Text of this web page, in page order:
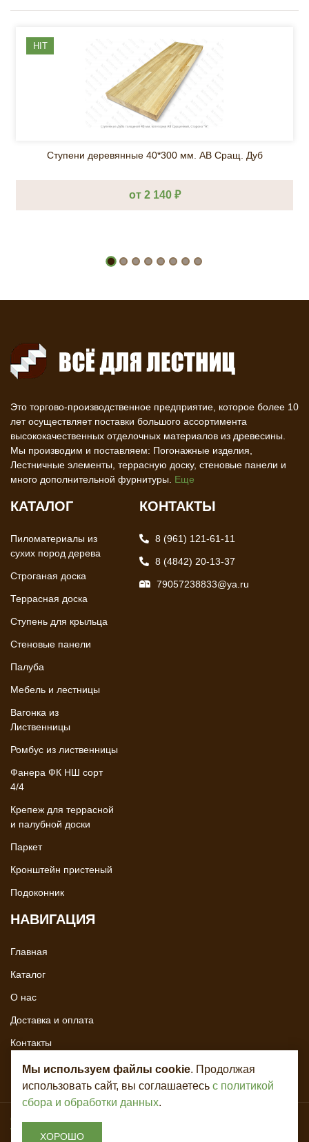
HIT
Ступени деревянные 40*300 мм. AB Сращ. Дуб
от 2 140 ₽
Это торгово-производственное предприятие, которое более 10
лет осуществляет поставки большого ассортимента
высококачественных отделочных материалов из древесины.
Мы производим и поставляем: Погонажные изделия,
Лестничные элементы, террасную доску, стеновые панели и
много дополнительной фурнитуры. Еще
КАТАЛОГ
Пиломатериалы из
сухих пород дерева
Строганая доска
Террасная доска
Ступень для крыльца
Стеновые панели
Палуба
Мебель и лестницы
Вагонка из
Лиственницы
Ромбус из лиственницы
Фанера ФК НШ сорт
4/4
Крепеж для террасной
и палубной доски
Паркет
Кронштейн пристеный
Подоконник
НАВИГАЦИЯ
Главная
Каталог
О нас
Доставка и оплата
Контакты
КОНТАКТЫ
8 (961) 121-61-11
8 (4842) 20-13-37
79057238833@ya.ru
Copyright © 2020 - 2026. Всё для лестниц. Разработка и продвижение -
Vegas Studio
Мы используем файлы cookie. Продолжая
использовать сайт, вы соглашаетесь с политикой
сбора и обработки данных.
ХОРОШО